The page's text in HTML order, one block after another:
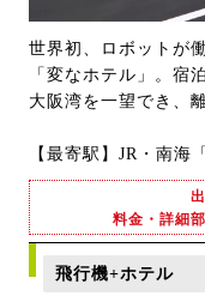
世界初、ロボットが
「変なホテル」。宿
大阪湾を一望でき、
【最寄駅】JR・南
料金・詳細
飛行機+ホテル